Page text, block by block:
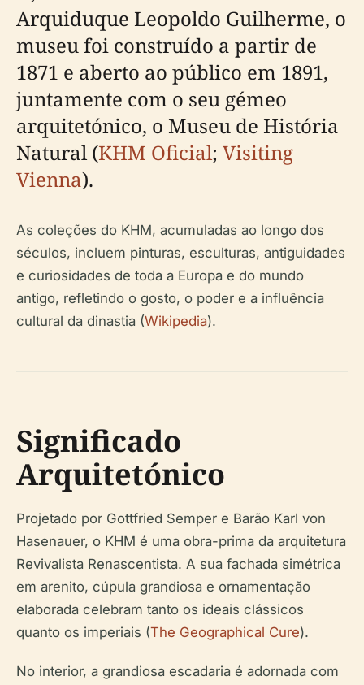
Arquiduque Leopoldo Guilherme, o
museu foi construído a partir de
1871 e aberto ao público em 1891,
juntamente com o seu gémeo
arquitetónico, o Museu de História
Natural (KHM Oficial; Visiting
Vienna).
As coleções do KHM, acumuladas ao longo dos
séculos, incluem pinturas, esculturas, antiguidades
e curiosidades de toda a Europa e do mundo
antigo, refletindo o gosto, o poder e a influência
cultural da dinastia (Wikipedia).
Significado
Arquitetónico
Projetado por Gottfried Semper e Barão Karl von
Hasenauer, o KHM é uma obra-prima da arquitetura
Revivalista Renascentista. A sua fachada simétrica
em arenito, cúpula grandiosa e ornamentação
elaborada celebram tanto os ideais clássicos
quanto os imperiais (The Geographical Cure).
No interior, a grandiosa escadaria é adornada com